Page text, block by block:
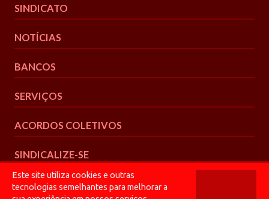
SINDICATO
NOTÍCIAS
BANCOS
SERVIÇOS
ACORDOS COLETIVOS
SINDICALIZE-SE
Este site utiliza cookies e outras
tecnologias semelhantes para melhorar a